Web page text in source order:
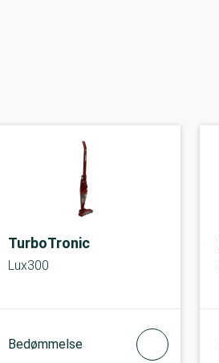
TurboTronic
Lux300
Bedømmelse